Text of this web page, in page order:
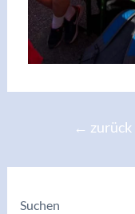
← zurück
Suchen